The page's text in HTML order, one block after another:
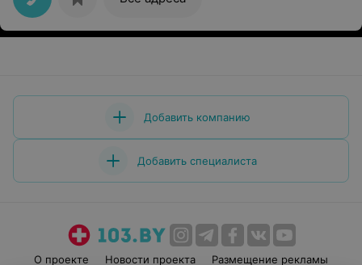
Добавить компанию
Добавить специалиста
О проекте Новости проекта Размещение рекламы